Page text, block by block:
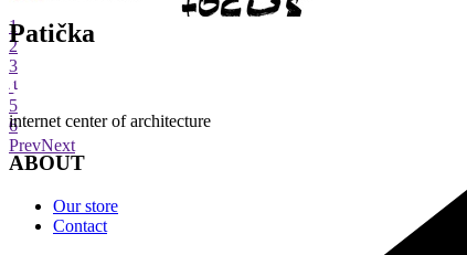
1
2
3
4
5
6
PrevNext
Patička
internet center of architecture
ABOUT
Our store
Contact